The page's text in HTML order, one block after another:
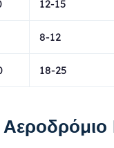
12-15
8-12
18-25